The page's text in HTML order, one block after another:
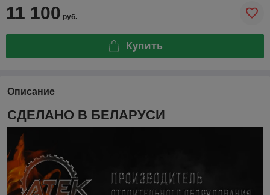
11 100 руб.
Купить
Описание
СДЕЛАНО В БЕЛАРУСИ